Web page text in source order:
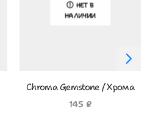
НЕТ В
НАЛИЧИИ
Chroma Gemstone / Хрома
Драгоценный Камень
145 ₽